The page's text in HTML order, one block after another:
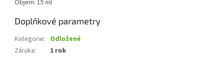
Objem: 15 ml
Doplňkové parametry
Kategorie: Odložené
Záruka:
1 rok